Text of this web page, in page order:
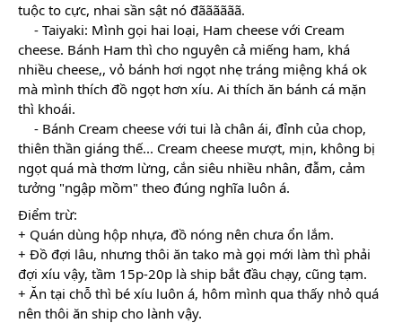
tuộc to cực, nhai sần sật nó đãããããã.
- Taiyaki: Mình gọi hai loại, Ham cheese với Cream
cheese. Bánh Ham thì cho nguyên cả miếng ham, khá
nhiều cheese,, vỏ bánh hơi ngọt nhẹ tráng miệng khá ok
mà mình thích đồ ngọt hơn xíu. Ai thích ăn bánh cá mặn
thì khoái.
- Bánh Cream cheese với tui là chân ái, đỉnh của chop,
thiên thần giáng thế... Cream cheese mượt, mịn, không bị
ngọt quá mà thơm lừng, cắn siêu nhiều nhân, đẫm, cảm
tưởng "ngập mồm" theo đúng nghĩa luôn á.
Điểm trừ:
+ Quán dùng hộp nhựa, đồ nóng nên chưa ổn lắm.
+ Đồ đợi lâu, nhưng thôi ăn tako mà gọi mới làm thì phải
đợi xíu vậy, tầm 15p-20p là ship bắt đầu chạy, cũng tạm.
+ Ăn tại chỗ thì bé xíu luôn á, hôm mình qua thấy nhỏ quá
nên thôi ăn ship cho lành vậy.